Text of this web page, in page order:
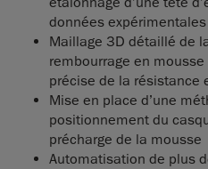
données expérimentales
Maillage 3D détaillé de
rembourrage en
précise de la résistance
Mise en place d’une
positionnement du
précharge de la mousse
Automatisation de plus